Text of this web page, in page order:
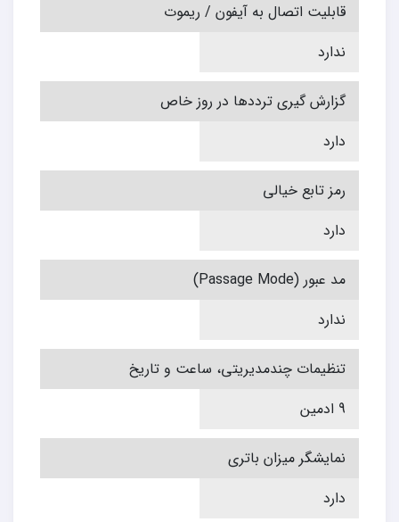
قابلیت اتصال به آیفون / ریموت
ندارد
گزارش گیری ترددها در روز خاص
دارد
رمز تابع خیالی
دارد
مد عبور (Passage Mode)
ندارد
تنظیمات چندمدیریتی، ساعت و تاریخ
9 ادمین
نمایشگر میزان باتری
دارد